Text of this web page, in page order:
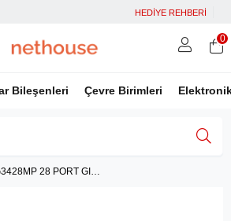
HEDİYE REHBERİ
Bileşenleri Çevre Birimleri
0
TP-LINK TL-SG3428MP 28 PORT GIGIBAIT 4 PORT GIGABIT L2 YÖNETİLEBİLİR SWITCH